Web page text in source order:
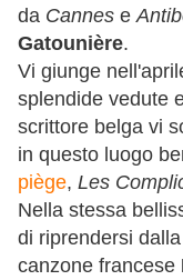
da Cannes e
Gatounière.
Vi giunge
splendide vedute
scrittore belga vi
in questo luogo
piège, Les
Nella stessa
di riprendersi
canzone francese